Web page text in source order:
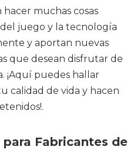
muchas cosas
juego y la tecnología
y aportan nuevas
que desean disfrutar de
¡Aquí puedes hallar
calidad de vida y hacen
Fabricantes de